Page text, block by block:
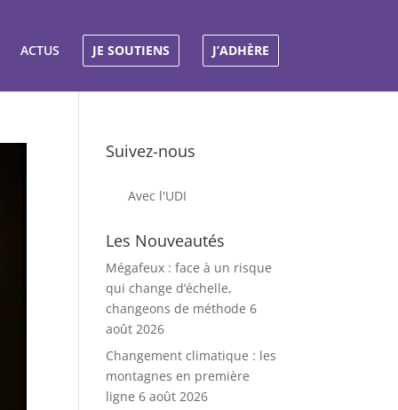
ACTUS JE SOUTIENS J’ADHÈRE
Suivez-nous
Avec l'UDI
Les Nouveautés
Mégafeux : face à un risque
qui change d’échelle,
changeons de méthode 6
août 2026
Changement climatique : les
montagnes en première
ligne 6 août 2026